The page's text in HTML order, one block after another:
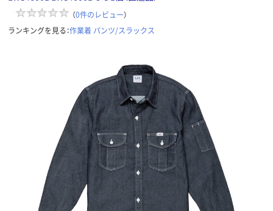
（0件のレビュー）
ランキングを見る：作業着 パンツ/スラックス